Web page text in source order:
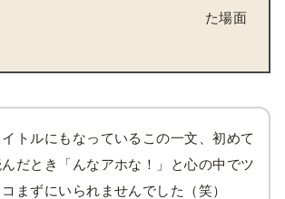
た場面
イトルにもなっているこの一文、初めて
だとき「んなアホな！」と心の中でツ
コまずにいられませんでした（笑）